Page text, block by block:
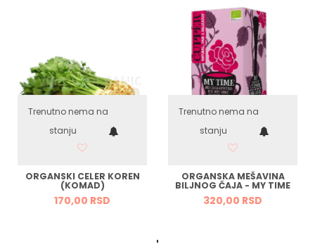
Trenutno nema na
stanju
ORGANSKI CELER KOREN
(KOMAD)
170,00 RSD
Trenutno nema na
stanju
ORGANSKA MEŠAVINA
BILJNOG ČAJA - MY TIME
320,00 RSD